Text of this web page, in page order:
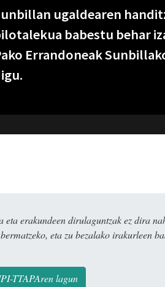
ugaldearen
babestu behar
Errandoneak
eta erakundeen dirulaguntzak ez dira
eta zu bezalako irakurleen
TTAPAren lagun